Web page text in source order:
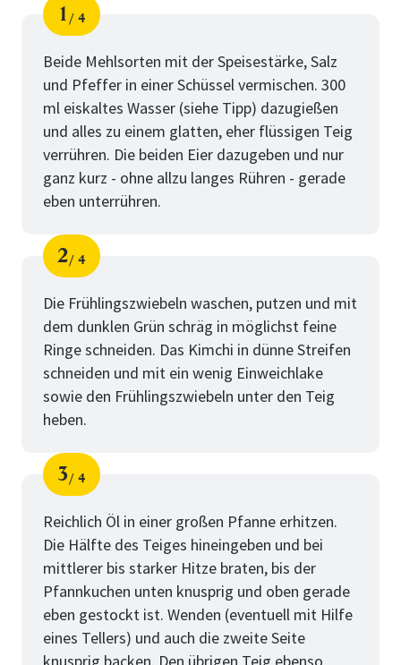
Schritt
1
von
4
Beide Mehlsorten mit der Speisestärke, Salz
und Pfeffer in einer Schüssel vermischen. 300
ml eiskaltes Wasser (siehe Tipp) dazugießen
und alles zu einem glatten, eher flüssigen Teig
verrühren. Die beiden Eier dazugeben und nur
ganz kurz - ohne allzu langes Rühren - gerade
eben unterrühren.
Schritt
2
von
4
Die Frühlingszwiebeln waschen, putzen und mit
dem dunklen Grün schräg in möglichst feine
Ringe schneiden. Das Kimchi in dünne Streifen
schneiden und mit ein wenig Einweichlake
sowie den Frühlingszwiebeln unter den Teig
heben.
Schritt
3
von
4
Reichlich Öl in einer großen Pfanne erhitzen.
Die Hälfte des Teiges hineingeben und bei
mittlerer bis starker Hitze braten, bis der
Pfannkuchen unten knusprig und oben gerade
eben gestockt ist. Wenden (eventuell mit Hilfe
eines Tellers) und auch die zweite Seite